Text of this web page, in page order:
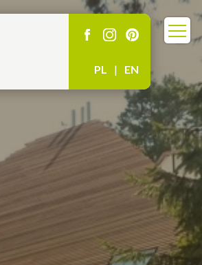
PL | EN